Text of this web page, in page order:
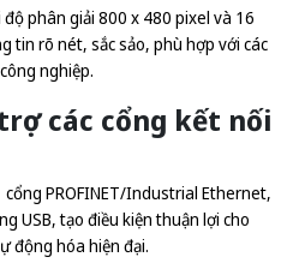
phân giải 800 x 480 pixel và 16
tin rõ nét, sắc sảo, phù hợp với các
nghiệp.
các cổng kết nối
PROFINET/Industrial Ethernet,
USB, tạo điều kiện thuận lợi cho
động hóa hiện đại.